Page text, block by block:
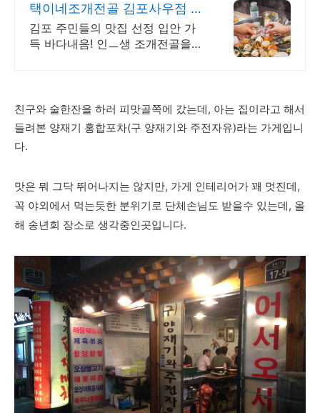
택이네조개전골 김포사우점 사
우역 도보 5분
김포 주민들의 맛집 선정 입안 가
득 바다내음! 인ㅡ생 조개전골을
친구와 술한잔을 하러 피맛골쪽에 갔는데, 아는 집이라고 해서
들려본 양재기 홍합포차(구 양재기와 주전자유)라는 가게입니
다.
맛은 뭐 그닥 뛰어나지는 않지만, 가게 인테리어가 꽤 멋진데,
꼭 야외에서 먹는듯한 분위기로 단체손님도 받을수 있는데, 올
해 송년회 장소로 생각중인곳입니다.